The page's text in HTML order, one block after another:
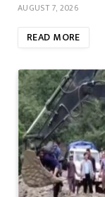
AUGUST 7, 2026
READ MORE